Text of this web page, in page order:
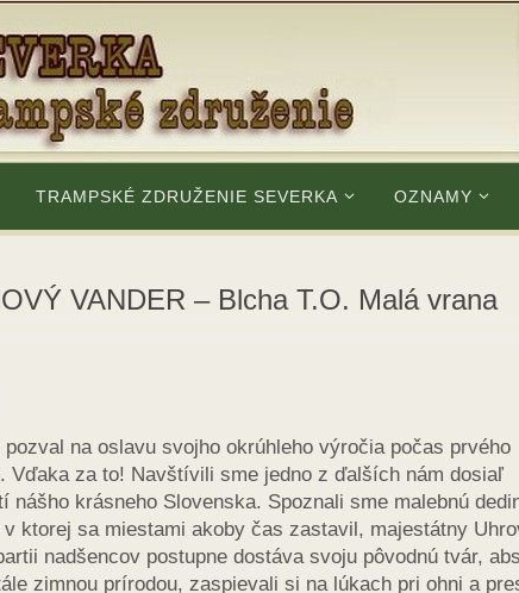
TRAMPSKÉ ZDRUŽENIE SEVERKA OZNAMY
VANDER – Blcha T.O. Malá vrana
na oslavu svojho okrúhleho výročia počas prvého
Vďaka za to! Navštívili sme jedno z ďalších nám dosiaľ
nášho krásneho Slovenska. Spoznali sme malebnú
v ktorej sa miestami akoby čas zastavil, majestátny
nadšencov postupne dostáva svoju pôvodnú tvár,
zimnou prírodou, zaspievali si na lúkach pri ohni a